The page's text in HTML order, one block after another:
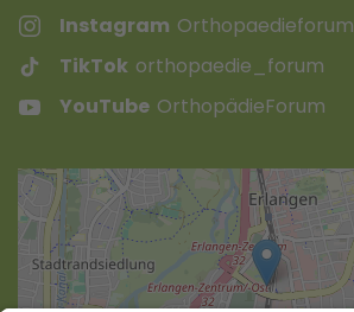
Instagram Orthopaedieforum
TikTok orthopaedie_forum
YouTube OrthopädieForum